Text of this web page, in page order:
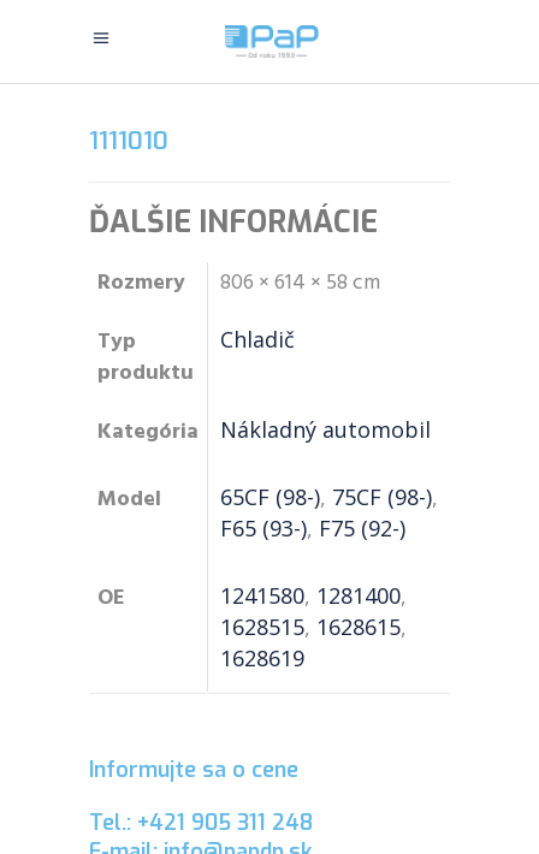
1111010
ĎALŠIE INFORMÁCIE
Rozmery
806 × 614 × 58 cm
Typ
produktu
Chladič
Kategória Nákladný automobil
Model 65CF (98-), 75CF (98-),
F65 (93-), F75 (92-)
OE 1241580, 1281400,
1628515, 1628615,
1628619
Informujte sa o cene
Tel.: +421 905 311 248